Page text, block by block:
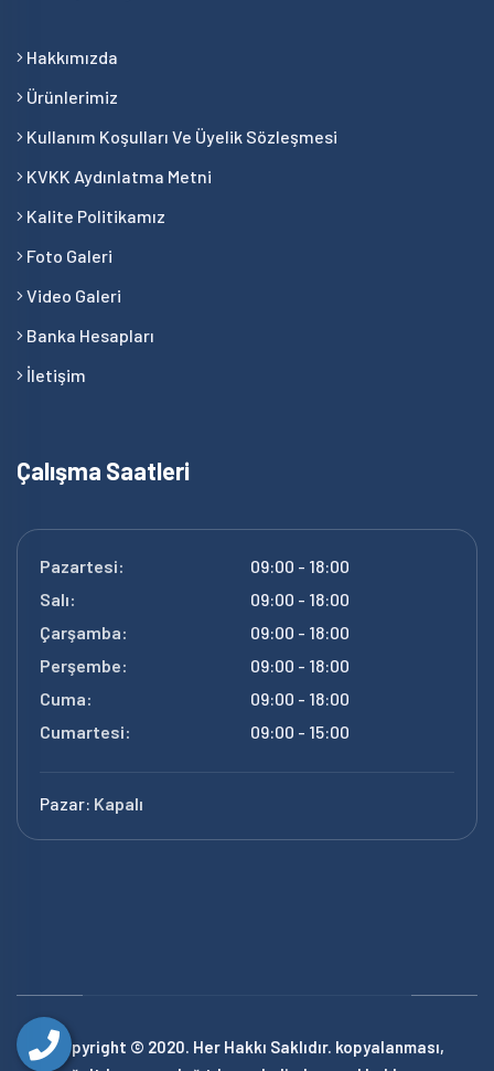
Hakkımızda
Ürünlerimiz
Kullanım Koşulları Ve Üyelik Sözleşmesi
KVKK Aydınlatma Metni
Kalite Politikamız
Foto Galeri
Video Galeri
Banka Hesapları
İletişim
Çalışma Saatleri
Pazartesi:
09:00 - 18:00
Salı:
09:00 - 18:00
Çarşamba:
09:00 - 18:00
Perşembe:
09:00 - 18:00
Cuma:
09:00 - 18:00
Cumartesi:
09:00 - 15:00
Pazar: Kapalı
Copyright © 2020. Her Hakkı Saklıdır. kopyalanması,